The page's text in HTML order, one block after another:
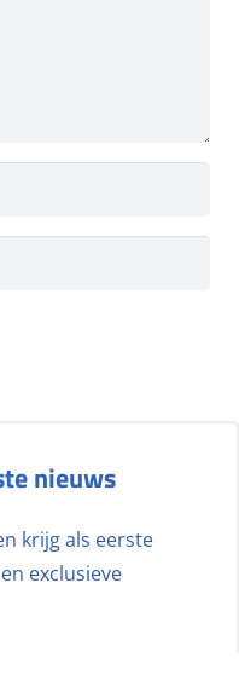
nieuws
krijg als eerste
exclusieve